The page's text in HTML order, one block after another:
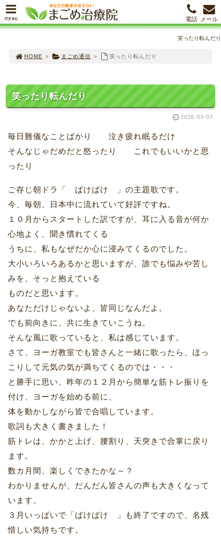
笑ったり転んだり
HOME > まごめ通信 > 笑ったり転んだり
笑ったり転んだり
2026-03-07
毎日難儀なことばかり 泣き疲れ眠るだけ
そんなじゃだめだと怒ったり これでもいいかと思
ったり
ご存じ朝ドラ「 ばけばけ 」の主題歌です。
今、毎朝、日本中に流れていて好評ですね。
１０月からスタートした訳ですが、耳に入る音が何か
心地よく、聞き慣れてくる
うちに、私もなぜだか心に浸みてくるのでした。
大小いろいろあるかと思いますが、誰でも悩みや苦し
みを、そっと抱えている
ものだと思います。
あなただけじゃないよ、皆同じなんだよ。
でも前向きに、共に生きていこうね。
そんな風に歌っていると、私は感じています。
さて、ヨーガ教室でも皆さんと一緒に歌ったら、ほっ
こりして元気の気が満ちてくるのでは・・・
と勝手に思い、昨年の１２月から簡単な筋トレ振りを
付け、ヨーガを始める前に、
体を動かしながら皆で合唱しています。
歌詞も大きく書きました！
筋トレは、かかと上げ、腰割り、天突きで合掌に戻り
ます。
数カ月間、楽しくできたかな～？
わかりませんが、だんだん皆さんの声も大きくなって
います。
３月いっぱいで「ばけばけ 」も終了ですので、名残
惜しい気持ちです。
MENU メール
電話